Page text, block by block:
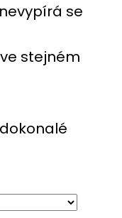
se
stejném